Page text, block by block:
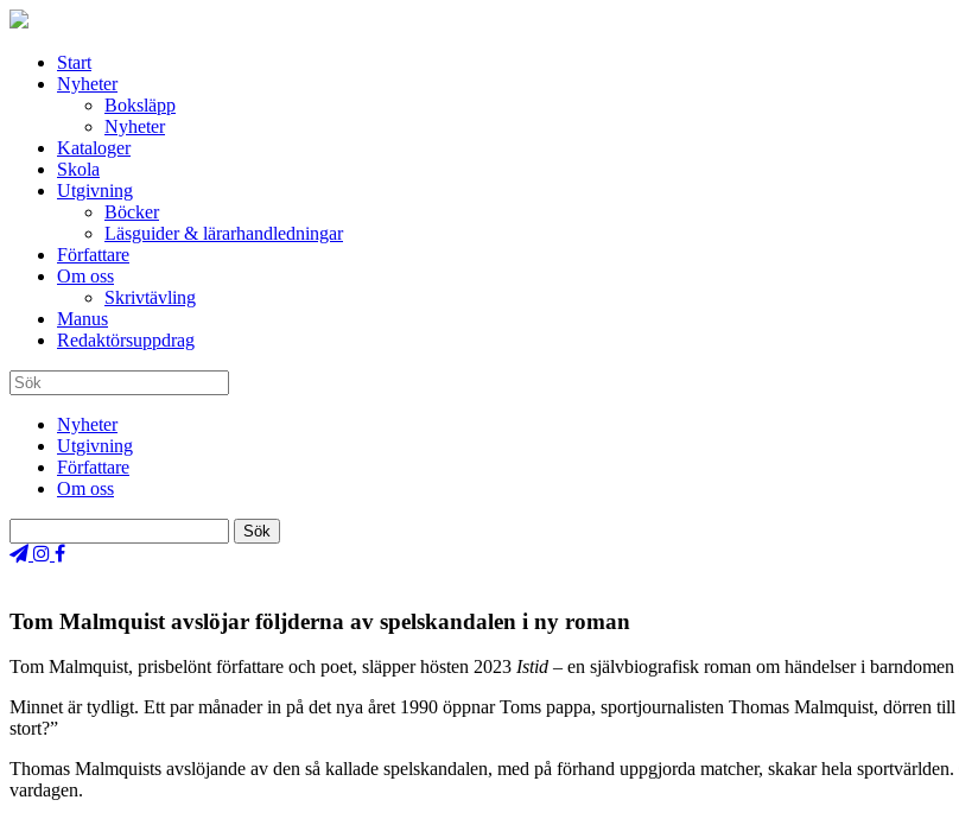
Start
Nyheter
Boksläpp
Nyheter
Kataloger
Skola
Utgivning
Böcker
Läsguider & lärarhandledningar
Författare
Om oss
Skrivtävling
Manus
Redaktörsuppdrag
Nyheter
Utgivning
Författare
Om oss
Tom Malmquist avslöjar följderna av spelskandalen i ny roman
Tom Malmquist, prisbelönt författare och poet, släpper hösten 2023 Istid – en självbiografisk roman om händelser i
Minnet är tydligt. Ett par månader in på det nya året 1990 öppnar Toms pappa, sportjournalisten Thomas Malmquist, dörren
stort?”
Thomas Malmquists avslöjande av den så kallade spelskandalen, med på förhand uppgjorda matcher, skakar hela
vardagen.